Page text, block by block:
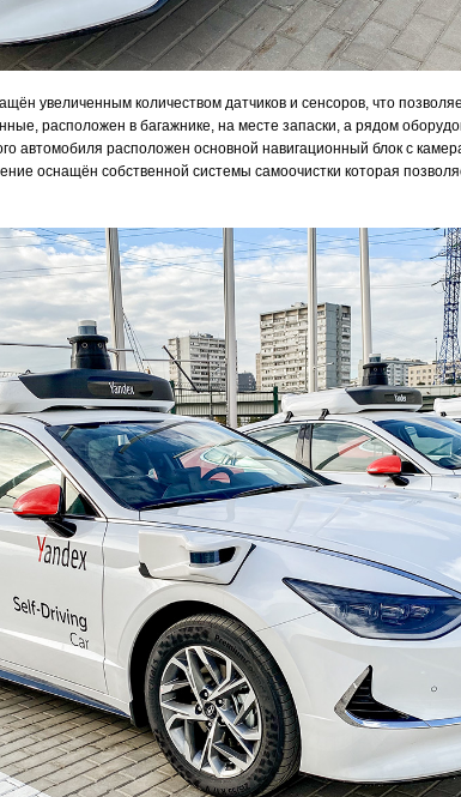
увеличенным количеством датчиков и сенсоров, что
расположен в багажнике, на месте запаски, а рядом
автомобиля расположен основной навигационный блок с
оснащён собственной системы самоочистки которая